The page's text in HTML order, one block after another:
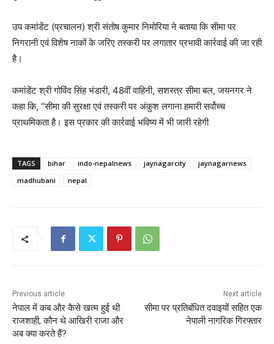
उप कमांडेंट (प्रचालन) श्री संतोष कुमार निमोरिया ने बताया कि सीमा पर
निगरानी एवं विशेष नाकों के जरिए तस्करी पर लगातार प्रभावी कार्रवाई की जा रही
है।
कमांडेंट श्री गोविंद सिंह भंडारी, 48वीं वाहिनी, सशस्त्र सीमा बल, जयनगर ने
कहा कि, “सीमा की सुरक्षा एवं तस्करी पर अंकुश लगाना हमारी सर्वोच्च
प्राथमिकता है। इस प्रकार की कार्रवाई भविष्य में भी जारी रहेगी
TAGS bihar indo-nepalnews jaynagarcity
jaynagarnews
madhubani
nepal
Previous article
नेपाल में कब और कैसे खत्म हुई थी
राजशाही, कौन थे आखिरी राजा और
अब क्या करते हैं?
Next article
सीमा पर प्रतिबंधित दवाइयों सहित एक
नेपाली नागरिक गिरफ्तार